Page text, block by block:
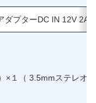
ダプターDC IN 12V 2A
×１（ 3.5mmステレオ